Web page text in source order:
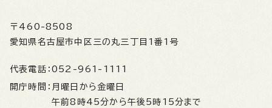
〒460-8508
愛知県名古屋市中区三の丸三丁目1番1号
代表電話： 052-961-1111
開庁時間： 月曜日から金曜日
午前8時45分から午後5時15分まで